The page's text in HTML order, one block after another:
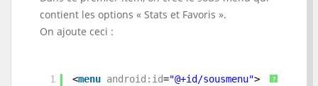
contient les options « Stats et Favoris ».
On ajoute ceci :
?
1
<menu android:id="@+id/sousmenu">